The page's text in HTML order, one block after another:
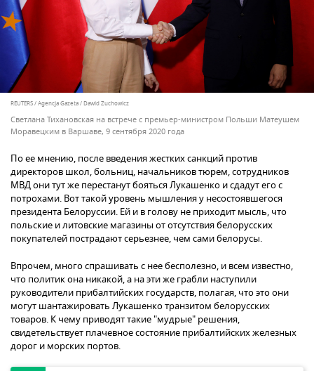
REUTERS / Agencja Gazeta / Dawid Zuchowicz
Светлана Тихановская на встрече с премьер-министром Польши Матеушем
Моравецким в Варшаве, 9 сентября 2020 года
По ее мнению, после введения жестких санкций против
директоров школ, больниц, начальников тюрем, сотрудников
МВД они тут же перестанут бояться Лукашенко и сдадут его с
потрохами. Вот такой уровень мышления у несостоявшегося
президента Белоруссии. Ей и в голову не приходит мысль, что
польские и литовские магазины от отсутствия белорусских
покупателей пострадают серьезнее, чем сами белорусы.
Впрочем, много спрашивать с нее бесполезно, и всем известно,
что политик она никакой, а на эти же грабли наступили
руководители прибалтийских государств, полагая, что это они
могут шантажировать Лукашенко транзитом белорусских
товаров. К чему приводят такие "мудрые" решения,
свидетельствует плачевное состояние прибалтийских железных
дорог и морских портов.